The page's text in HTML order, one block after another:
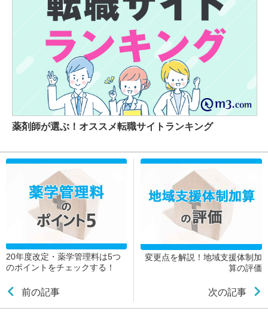
薬剤師が選ぶ！オススメ転職サイトランキング
20年度改定・薬学管理料は5つ
のポイントをチェックする！
前の記事
変更点を解説！地域支援体制加
算の評価
次の記事